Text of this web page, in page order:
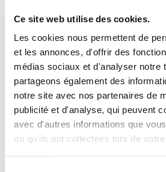
Ce site web utilise des cookies.
Les cookies nous permettent de
et les annonces, d'offrir des
médias sociaux et d'analyser notre
partageons également des
notre site avec nos partenaires de
publicité et d'analyse, qui peuvent
avec d'autres informations que
ou qu'ils ont collectées lors de
Contact JEAN-
Contact me by phone or by filling
Phone